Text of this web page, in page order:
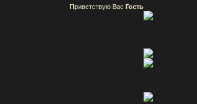
Приветствую Вас Гость